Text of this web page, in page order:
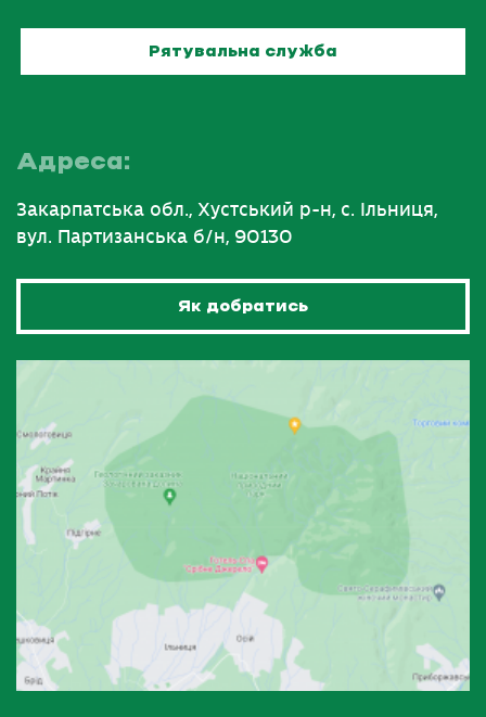
Рятувальна служба
Адреса:
Закарпатська обл., Хустський р-н, с. Ільниця,
вул. Партизанська б/н, 90130
Як добратись